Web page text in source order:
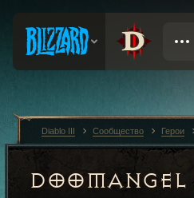
DOOMANGEL
Diablo III Сообщество Герои